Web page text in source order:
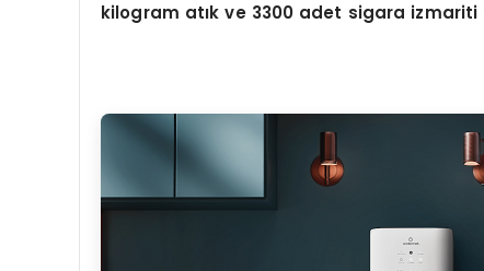
kilogram atık ve 3300 adet sigara izmariti